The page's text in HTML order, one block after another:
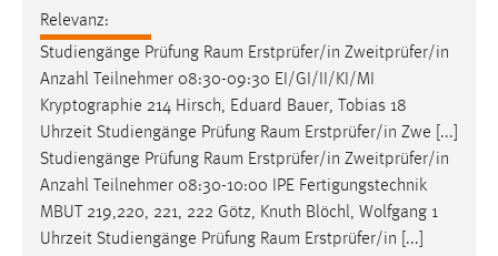
Relevanz:
Studiengänge Prüfung Raum Erstprüfer/in Zweitprüfer/in
Anzahl Teilnehmer 08:30-09:30 EI/GI/II/KI/MI
Kryptographie 214 Hirsch, Eduard Bauer, Tobias 18
Uhrzeit Studiengänge Prüfung Raum Erstprüfer/in Zwe [...]
Studiengänge Prüfung Raum Erstprüfer/in Zweitprüfer/in
Anzahl Teilnehmer 08:30-10:00 IPE Fertigungstechnik
MBUT 219,220, 221, 222 Götz, Knuth Blöchl, Wolfgang 1
Uhrzeit Studiengänge Prüfung Raum Erstprüfer/in [...]